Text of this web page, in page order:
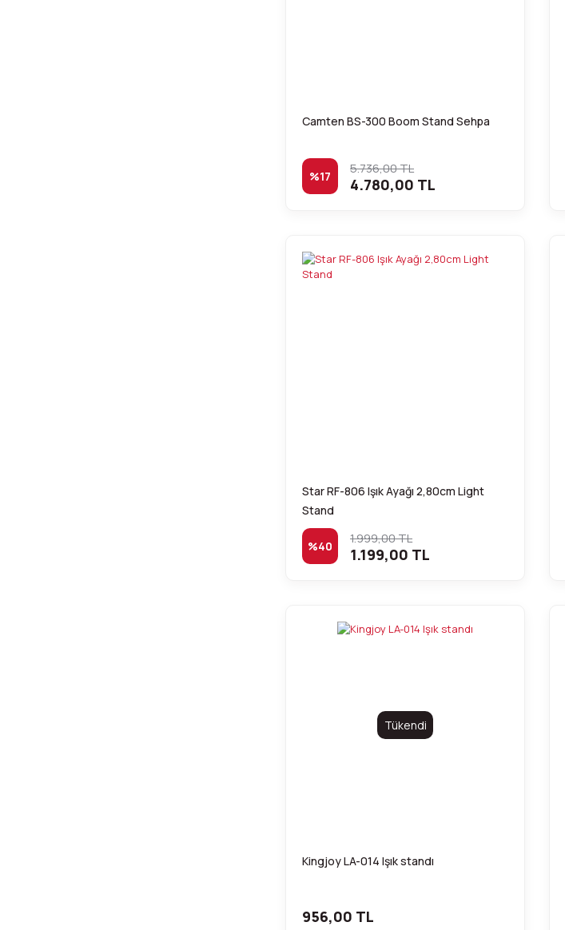
Camten BS-300 Boom Stand Sehpa
%17 5.736,00 TL
4.780,00 TL
Star RF-806 Işık Ayağı 2,80cm Light
Stand
%40 1.999,00 TL
1.199,00 TL
Tükendi
Kingjoy LA-014 Işık standı
956,00 TL